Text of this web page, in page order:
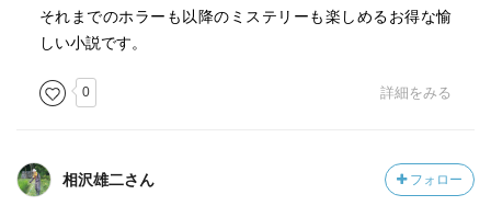
ないのでとんちんかんなこと言ってるかもしれないけど、
そういう嫌なものだとわかってて見るほのぐらい快感を覚
には腥い気がするが……
それまでのホラーも以降のミステリーも楽しめるお得な愉
しい小説です。
0 詳細をみる
相沢雄二さん フォロー